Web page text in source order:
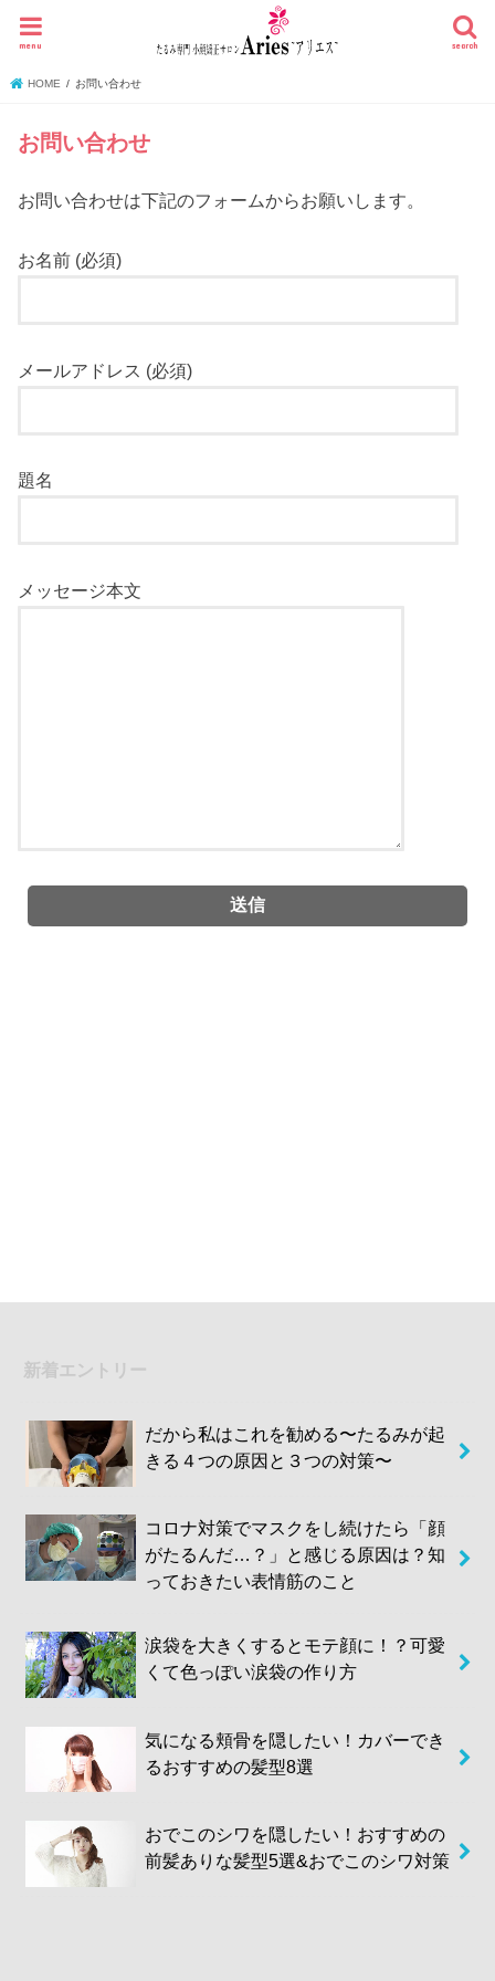
search
menu
HOME お問い合わせ
お問い合わせ
お問い合わせは下記のフォームからお願いします。
お名前 (必須)
メールアドレス (必須)
題名
メッセージ本文
新着エントリー
だから私はこれを勧める〜たるみが起
きる４つの原因と３つの対策〜
コロナ対策でマスクをし続けたら「顔
がたるんだ…？」と感じる原因は？知
っておきたい表情筋のこと
涙袋を大きくするとモテ顔に！？可愛
くて色っぽい涙袋の作り方
気になる頬骨を隠したい！カバーでき
るおすすめの髪型8選
おでこのシワを隠したい！おすすめの
前髪ありな髪型5選&おでこのシワ対策